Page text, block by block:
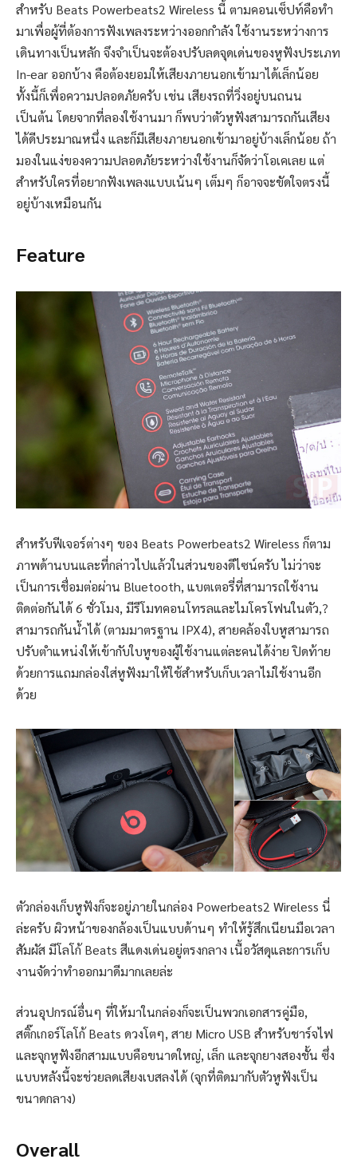
สำหรับ Beats Powerbeats2 Wireless นี้ ตามคอนเซ็ปท์คือทำ
มาเพื่อผู้ที่ต้องการฟังเพลงระหว่างออกกำลัง ใช้งานระหว่างการ
เดินทางเป็นหลัก จึงจำเป็นจะต้องปรับลดจุดเด่นของหูฟังประเภท
In-ear ออกบ้าง คือต้องยอมให้เสียงภายนอกเข้ามาได้เล็กน้อย
ทั้งนี้ก็เพื่อความปลอดภัยครับ เช่น เสียงรถที่วิ่งอยู่บนถนน
เป็นต้น โดยจากที่ลองใช้งานมา ก็พบว่าตัวหูฟังสามารถกันเสียง
ได้ดีประมาณหนึ่ง และก็มีเสียงภายนอกเข้ามาอยู่บ้างเล็กน้อย ถ้า
มองในแง่ของความปลอดภัยระหว่างใช้งานก็จัดว่าโอเคเลย แต่
สำหรับใครที่อยากฟังเพลงแบบเน้นๆ เต็มๆ ก็อาจจะขัดใจตรงนี้
อยู่บ้างเหมือนกัน
Feature
สำหรับฟีเจอร์ต่างๆ ของ Beats Powerbeats2 Wireless ก็ตาม
ภาพด้านบนและที่กล่าวไปแล้วในส่วนของดีไซน์ครับ ไม่ว่าจะ
เป็นการเชื่อมต่อผ่าน Bluetooth, แบตเตอรี่ที่สามารถใช้งาน
ติดต่อกันได้ 6 ชั่วโมง, มีรีโมทคอนโทรลและไมโครโฟนในตัว,?
สามารถกันน้ำได้ (ตามมาตรฐาน IPX4), สายคล้องใบหูสามารถ
ปรับตำแหน่งให้เข้ากับใบหูของผู้ใช้งานแต่ละคนได้ง่าย ปิดท้าย
ด้วยการแถมกล่องใส่หูฟังมาให้ใช้สำหรับเก็บเวลาไม่ใช้งานอีก
ด้วย
ตัวกล่องเก็บหูฟังก็จะอยู่ภายในกล่อง Powerbeats2 Wireless นี่
ล่ะครับ ผิวหน้าของกล้องเป็นแบบด้านๆ ทำให้รู้สึกเนียนมือเวลา
สัมผัส มีโลโก้ Beats สีแดงเด่นอยู่ตรงกลาง เนื้อวัสดุและการเก็บ
งานจัดว่าทำออกมาดีมากเลยล่ะ
ส่วนอุปกรณ์อื่นๆ ที่ให้มาในกล่องก็จะเป็นพวกเอกสารคู่มือ,
สติ๊กเกอร์โลโก้ Beats ดวงโตๆ, สาย Micro USB สำหรับชาร์จไฟ
และจุกหูฟังอีกสามแบบคือขนาดใหญ่, เล็ก และจุกยางสองชั้น ซึ่ง
แบบหลังนี้จะช่วยลดเสียงเบสลงได้ (จุกที่ติดมากับตัวหูฟังเป็น
ขนาดกลาง)
Overall